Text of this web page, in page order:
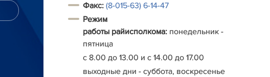
Факс: (8-015-63) 6-14-47
Режим
работы райисполкома: понедельник -
пятница
с 8.00 до 13.00 и с 14.00 до 17.00
выходные дни - суббота, воскресенье